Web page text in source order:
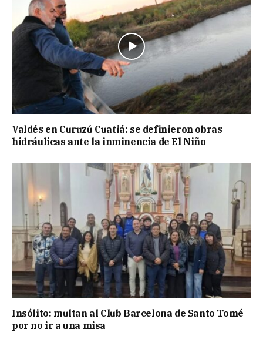
Valdés en Curuzú Cuatiá: se definieron obras
hidráulicas ante la inminencia de El Niño
Insólito: multan al Club Barcelona de Santo Tomé
por no ir a una misa